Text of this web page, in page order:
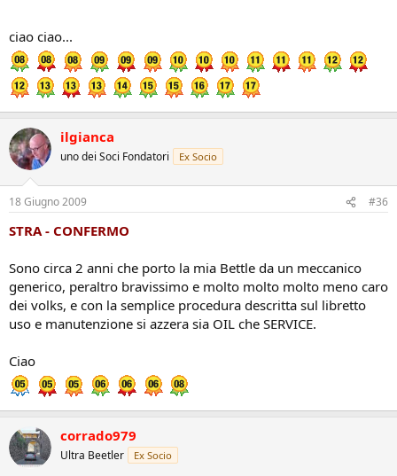
ciao ciao...
ilgianca
uno dei Soci Fondatori Ex Socio
18 Giugno 2009 #36
STRA - CONFERMO
Sono circa 2 anni che porto la mia Bettle da un meccanico
generico, peraltro bravissimo e molto molto molto meno caro
dei volks, e con la semplice procedura descritta sul libretto
uso e manutenzione si azzera sia OIL che SERVICE.
Ciao
corrado979
Ultra Beetler Ex Socio